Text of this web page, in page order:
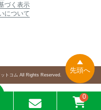
づく表示
について
トコム All Rights Reserved.
0
先頭へ